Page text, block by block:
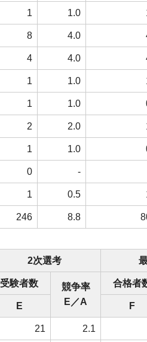
1 1.0
8 4.0
4 4.0
1 1.0
1 1.0
2 2.0
1 1.0
0 -
1 0.5
246 8.8
2次選考
受験者数
競争率
E／A
合格者
E F
21 2.1